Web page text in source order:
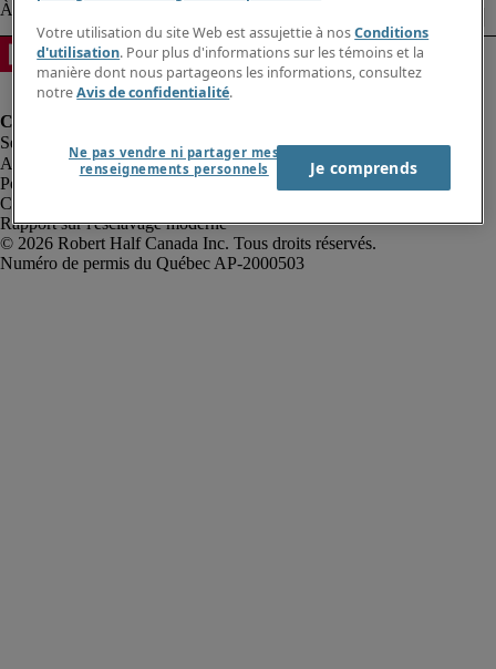
Alerte à la fraude
Politique de confidentialité
Conditions d’utilisation
Rapport sur l'esclavage moderne
Robert Half Canada Inc. Tous droits réservés.
Votre utilisation du site Web est assujettie à nosConditions
d'utilisation. Pour plus d'informations sur les témoins et la
manière dont nous partageons les informations, consultez
notreAvis de confidentialité.
Ne pas vendre ni partager mes
renseignements personnels
Je comprends